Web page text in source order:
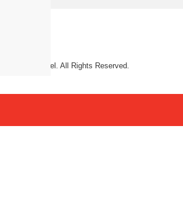
© 2026 Mattel. All Rights Reserved.